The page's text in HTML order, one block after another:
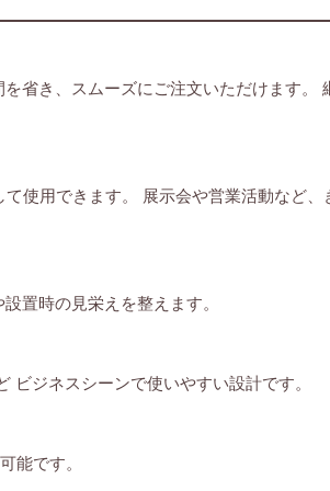
省き、スムーズにご注文いただけます。
使用できます。 展示会や営業活動など、
置時の見栄えを整えます。
ジネスシーンで使いやすい設計です。
能です。